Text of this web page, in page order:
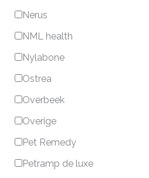
Nerus
NML health
Nylabone
Ostrea
Overbeek
Overige
Pet Remedy
Petramp de luxe